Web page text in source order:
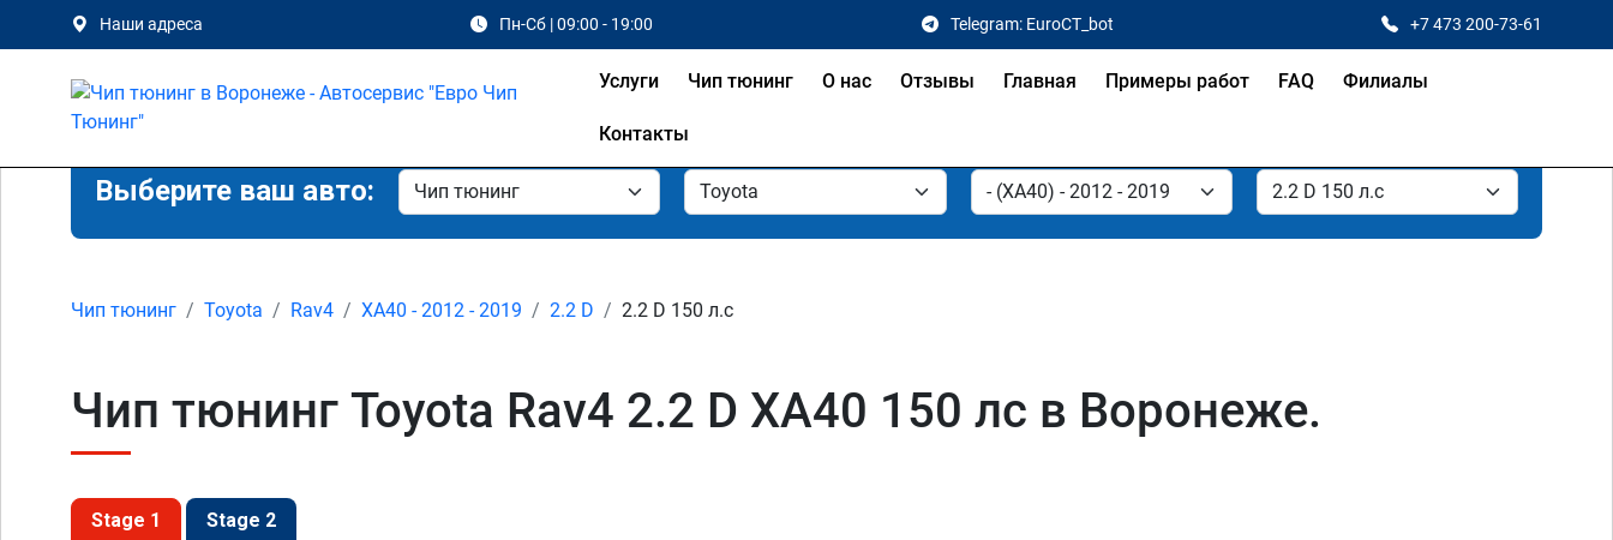
Наши адреса Пн-Сб | 09:00 - 19:00 Telegram: EuroCT_bot +7 473 200-73-61
Услуги Чип тюнинг О нас Отзывы Главная Примеры работ FAQ Филиалы
Контакты
Выберите ваш авто:
Чип тюнинг Toyota Rav4 XA40 - 2012 - 2019 2.2 D 2.2 D 150 л.с
Чип тюнинг Toyota Rav4 2.2 D XA40 150 лс в Воронеже.
Stage 1 Stage 2